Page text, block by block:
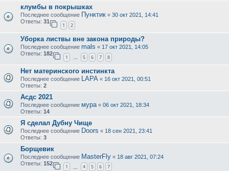
клумбы в покрышках
Последнее сообщение Пунктик « 30 окт 2021, 14:41
Ответы: 31
1 2
Уборка листвы вне закона природы?
Последнее сообщение mals « 17 окт 2021, 14:05
Ответы: 182
1 5 6 7 8
Нет материнского инстинкта
Последнее сообщение LAPA « 16 окт 2021, 00:51
Ответы: 2
Асдс 2021
Последнее сообщение мура « 06 окт 2021, 18:34
Ответы: 14
Я сделал Дубну Чище
Последнее сообщение Doors « 18 сен 2021, 23:41
Ответы: 3
Борщевик
Последнее сообщение MasterFly « 18 авг 2021, 07:24
Ответы: 152
1 4 5 6 7